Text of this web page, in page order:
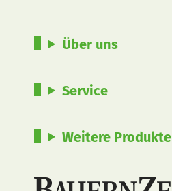
Über uns
Service
Weitere Produkte